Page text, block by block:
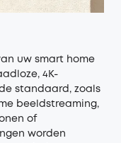
uw smart home
4K-
standaard, zoals
beeldstreaming,
of
worden